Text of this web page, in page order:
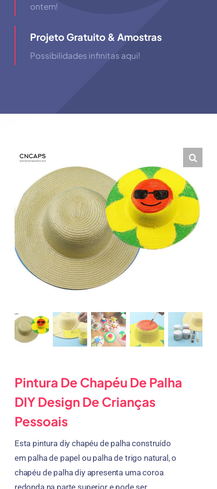
ontem!
Projeto Gratuito & Amostras
Possibilidades infinitas aqui!
Pintura De Chapéu De Palha
DIY Design De Crianças
Pessoais
Esta pintura diy chapéu de palha construído
em palha de papel ou palha de trigo natural, o
chapéu de palha diy apresenta uma coroa